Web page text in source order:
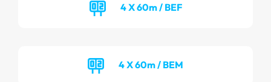
4 X 60m / BEF
4 X 60m / BEM